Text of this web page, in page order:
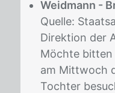
Weidmann -
Quelle:
Direktion der
Möchte bitten
am Mittwoch
Tochter